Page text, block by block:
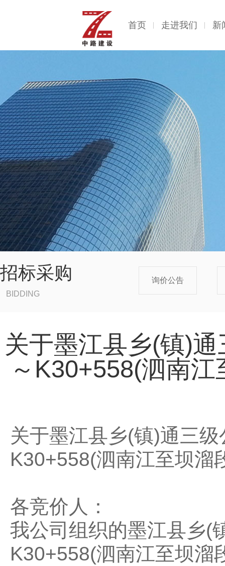
首页 走进我们 新
招标采购
BIDDING
询价公告
关于墨江县乡(镇)
～K30+558(泗南
关于墨江县乡(镇)通三
K30+558(泗南江至坝溜
各竞价人：
我公司组织的墨江县乡(
K30+558(泗南江至坝溜